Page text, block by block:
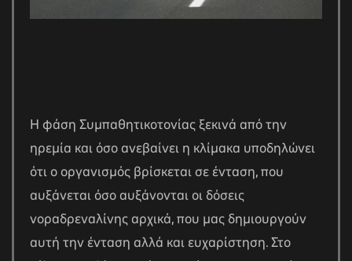
Η φάση Συμπαθητικοτονίας ξεκινά από την
ηρεμία και όσο ανεβαίνει η κλίμακα υποδηλώνει
ότι ο οργανισμός βρίσκεται σε ένταση, που
αυξάνεται όσο αυξάνονται οι δόσεις
νοραδρεναλίνης αρχικά, που μας δημιουργούν
αυτή την ένταση αλλά και ευχαρίστηση. Στο